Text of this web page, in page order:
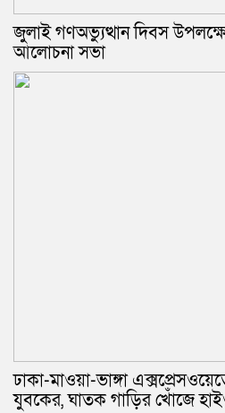
জুলাই গণঅভ্যুত্থান দিবস
আলোচনা সভা
ঢাকা-মাওয়া-ভাঙ্গা
যুবকের, ঘাতক গাড়ির খোঁজে